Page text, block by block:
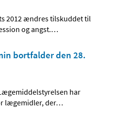
2012 ændres tilskuddet til
og angst.…
bortfalder den 28.
har
lægemidler, der…